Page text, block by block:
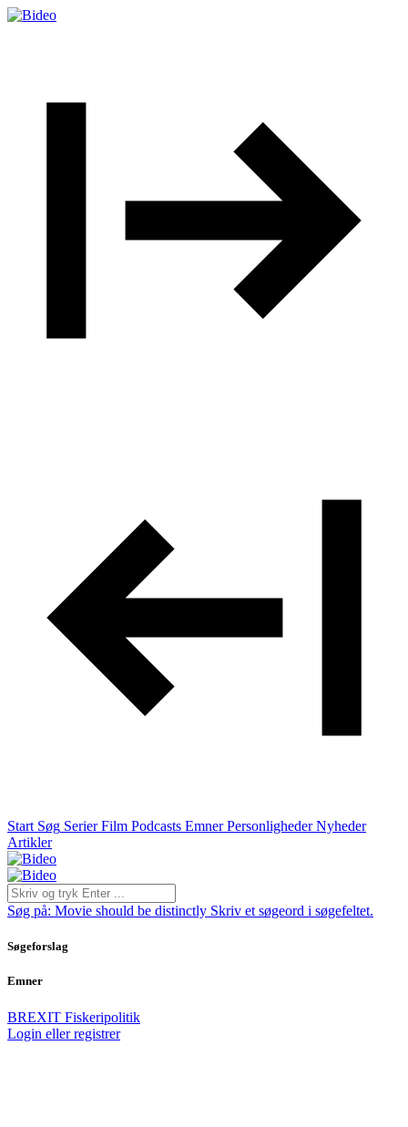
Start Søg Serier Film Podcasts Emner Personligheder Nyheder
Artikler
Søg på: Movie should be distinctly Skriv et søgeord i søgefeltet.
Søgeforslag
Emner
BREXIT Fiskeripolitik
Login eller registrer